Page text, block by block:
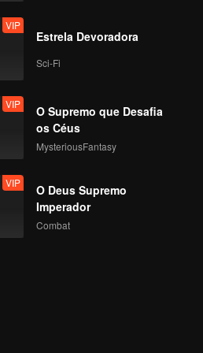
VIP
Estrela Devoradora
Sci-Fi
VIP
O Supremo que Desafia
os Céus
MysteriousFantasy
VIP
O Deus Supremo
Imperador
Combat